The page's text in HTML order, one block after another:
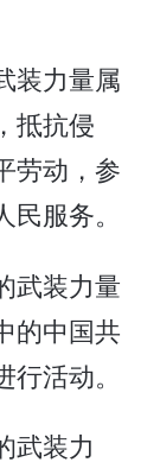
装力量属
抵抗侵
劳动，参
服务。
武装力量
的中国共
活动。
武装力